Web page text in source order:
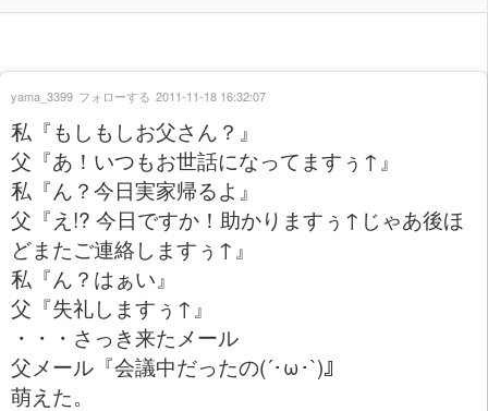
私『もしもしお父さん？』
父『あ！いつもお世話になってますぅ↑』
私『ん？今日実家帰るよ』
父『え!? 今日ですか！助かりますぅ↑じゃあ後ほ
どまたご連絡しますぅ↑』
私『ん？はぁい』
父『失礼しますぅ↑』
・・・さっき来たメール
父メール『会議中だったの(´･ω･`)』
萌えた。
yama_3399 フォローする 2011-11-18 16:32:07